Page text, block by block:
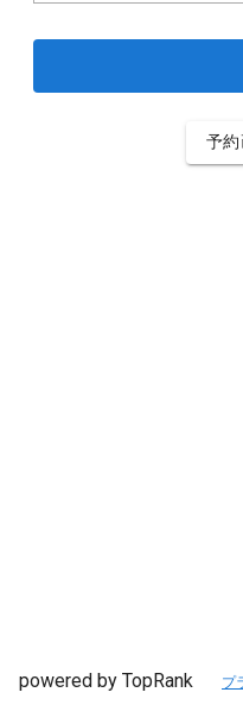
予約
powered by TopRank プ